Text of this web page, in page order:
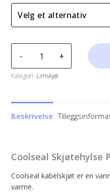
-
Skjøtehylse
Pk10
+
Kategori: Limskjøt
Beskrivelse
Coolseal Skjøtehylse
Coolseal kabelskjøt er en
varme.